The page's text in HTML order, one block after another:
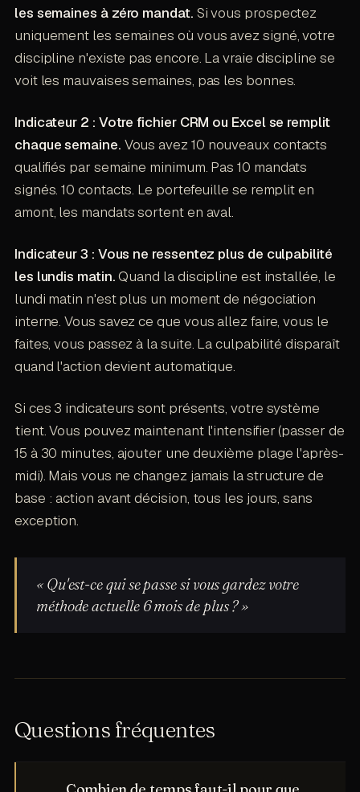
les semaines à zéro mandat. Si vous prospectez
uniquement les semaines où vous avez signé, votre
discipline n'existe pas encore. La vraie discipline se
voit les mauvaises semaines, pas les bonnes.
Indicateur 2 : Votre fichier CRM ou Excel se remplit
chaque semaine. Vous avez 10 nouveaux contacts
qualifiés par semaine minimum. Pas 10 mandats
signés. 10 contacts. Le portefeuille se remplit en
amont, les mandats sortent en aval.
Indicateur 3 : Vous ne ressentez plus de culpabilité
les lundis matin.Quand la discipline est installée, le
lundi matin n'est plus un moment de négociation
interne. Vous savez ce que vous allez faire, vous le
faites, vous passez à la suite. La culpabilité disparaît
quand l'action devient automatique.
Si ces 3 indicateurs sont présents, votre système
tient. Vous pouvez maintenant l'intensifier (passer de
15 à 30 minutes, ajouter une deuxième plage l'après-
midi). Mais vous ne changez jamais la structure de
base : action avant décision, tous les jours, sans
exception.
« Qu'est-ce qui se passe si vous gardez votre
méthode actuelle 6 mois de plus ? »
Questions fréquentes